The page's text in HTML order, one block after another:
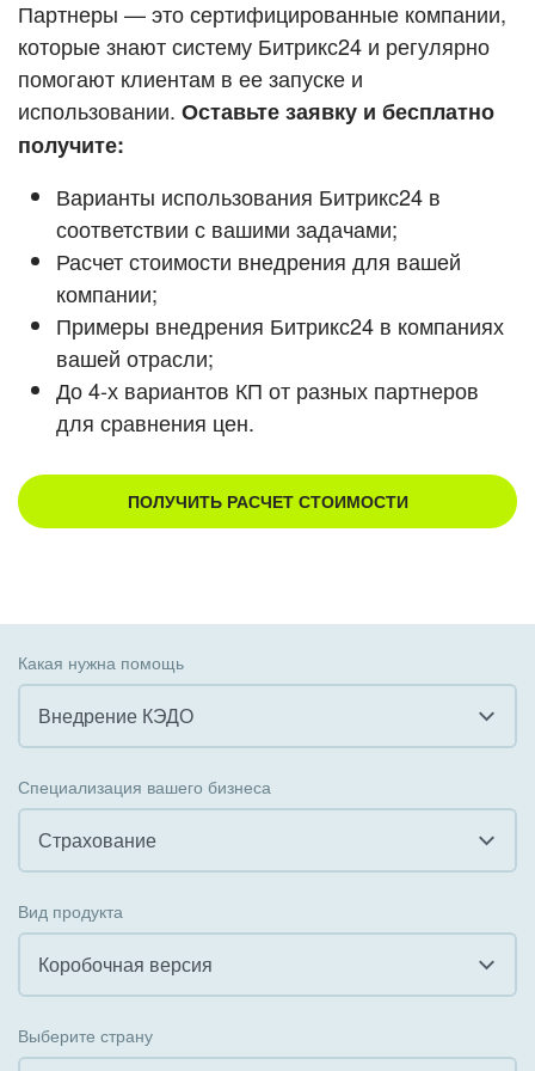
ВХОД
ВХОД
Смотреть видеокейсы
Партнеры — это сертифицированные компании,
которые знают систему Битрикс24 и регулярно
помогают клиентам в ее запуске и
использовании. Оставьте заявку и бесплатно
получите:
Варианты использования Битрикс24 в
соответствии с вашими задачами;
Расчет стоимости внедрения для вашей
компании;
Примеры внедрения Битрикс24 в компаниях
вашей отрасли;
До 4-х вариантов КП от разных партнеров
для сравнения цен.
ПОЛУЧИТЬ РАСЧЕТ СТОИМОСТИ
Какая нужна помощь
Внедрение КЭДО
Внедрение КЭДО
Интеграция с 1С
Организация задач и проектов
Внедрение Бизнес-процессов
Специализация вашего бизнеса
Страхование
Государственные организации
Коммунальные услуги, ЖКХ
Вид продукта
Коробочная версия
Выберите страну